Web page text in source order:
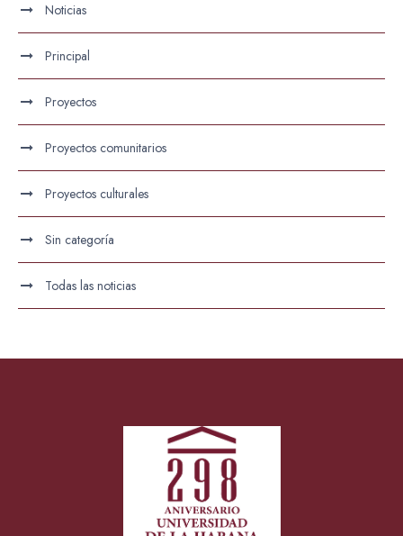
Noticias
Principal
Proyectos
Proyectos comunitarios
Proyectos culturales
Sin categoría
Todas las noticias